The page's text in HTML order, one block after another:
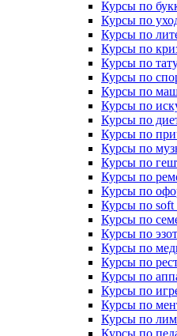
Курсы по
Курсы по
Курсы по
Курсы по
Курсы по
Курсы по
Курсы по
Курсы по
Курсы по
Курсы по
Курсы по
Курсы по
Курсы по
Курсы по
Курсы по soft
Курсы по
Курсы по
Курсы по
Курсы по
Курсы по
Курсы по
Курсы по
Курсы по